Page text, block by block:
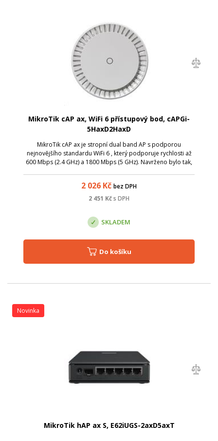
MikroTik cAP ax, WiFi 6 přístupový bod, cAPGi-
5HaxD2HaxD
MikroTik cAP ax je stropní dual band AP s podporou
nejnovějšího standardu WiFi 6 , který podporuje rychlosti až
600 Mbps (2.4 GHz) a 1800 Mbps (5 GHz). Navrženo bylo tak,
2 026 Kč bez DPH
2 451 Kčs DPH
SKLADEM
Do košíku
MikroTik hAP ax S, E62iUGS-2axD5axT
Novinka